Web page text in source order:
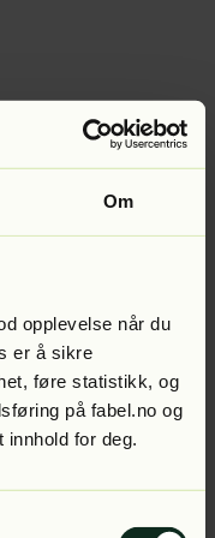
Om
opplevelse når du
er å sikre
føre statistikk, og
på fabel.no og
innhold for deg.